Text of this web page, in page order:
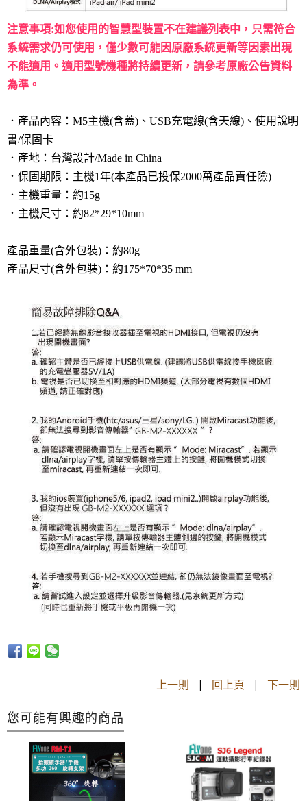
注意事項:如您使用的智慧型裝置不在建議列表中，只需符合
系統需求仍可使用，僅少數可能因原廠系統更新等因素出現
不能適用。適用型號機種將持續更新，請參考原廠公告資料
為準。
．產品內容：M5主機(含蓋)、USB充電線(含天線)、使用說明
書/保固卡
．產地：台灣設計/Made in China
．保固期限：主機1年(本產品已投保2000萬產品責任險)
．主機重量：約15g
．主機尺寸：約82*29*10mm
產品重量(含外包裝)：約80g
產品尺寸(含外包裝)：約175*70*35 mm
上一則 | 回上頁 | 下一則
您可能有興趣的商品